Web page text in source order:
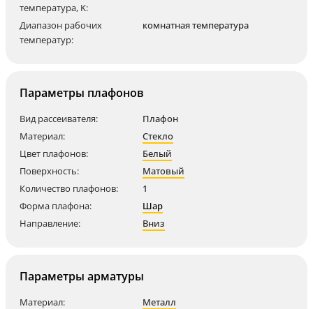
температура, K:
Диапазон рабочих
температур:
комнатная температура
Параметры плафонов
Вид рассеивателя:
Плафон
Материал:
Стекло
Цвет плафонов:
Белый
Поверхность:
Матовый
Количество плафонов:
1
Форма плафона:
Шар
Направление:
Вниз
Параметры арматуры
Материал:
Металл